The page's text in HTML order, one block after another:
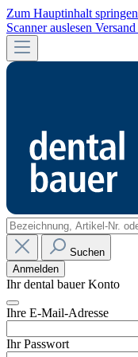
Zum Hauptinhalt springen
Scanner auslesen Versand
Suchen
Anmelden
Ihr dental bauer Konto
Ihre E-Mail-Adresse
Ihr Passwort